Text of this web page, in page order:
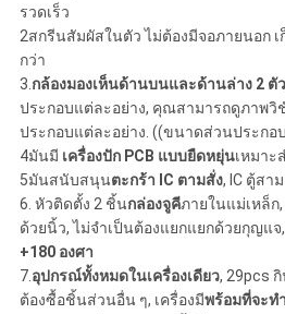
รวดเร็ว
2สกรีนสัมผัสในตัว ไม่ต้องมีจอภายนอก
กว่า
3.กล้องมองเห็นด้านบนและด้านล่าง 2 ตัว
ประกอบแต่ละอย่าง, คุณสามารถดูภาพวิ
ประกอบแต่ละอย่าง. ((ขนาดส่วนประกอ
4มันมี เครื่องปัก PCB แบบยืดหยุ่นเหมาะ
5มันสนับสนุนตะกร้า IC ตามสั่ง, IC ตู้สา
6. หัวติดตั้ง 2 ชิ้นกล่องจูคีภายในแม่เหล็
ด้วยนิ้ว, ไม่จําเป็นต้องแยกแยกด้วยกุญแจ
+180 องศา
7.อุปกรณ์ทั้งหมดในเครื่องเดียว, 29pcs
ต้องซื้อชิ้นส่วนอื่น ๆ, เครื่องมีพร้อมที่จะทํ